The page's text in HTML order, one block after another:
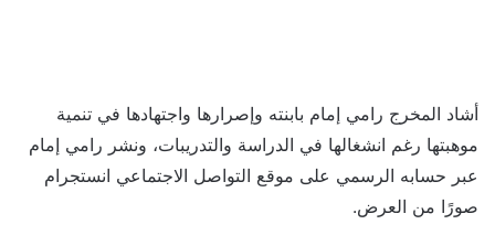
أشاد المخرج رامي إمام بابنته وإصرارها واجتهادها في تنمية
موهبتها رغم انشغالها في الدراسة والتدريبات، ونشر رامي إمام
عبر حسابه الرسمي على موقع التواصل الاجتماعي انستجرام
صورًا من العرض.